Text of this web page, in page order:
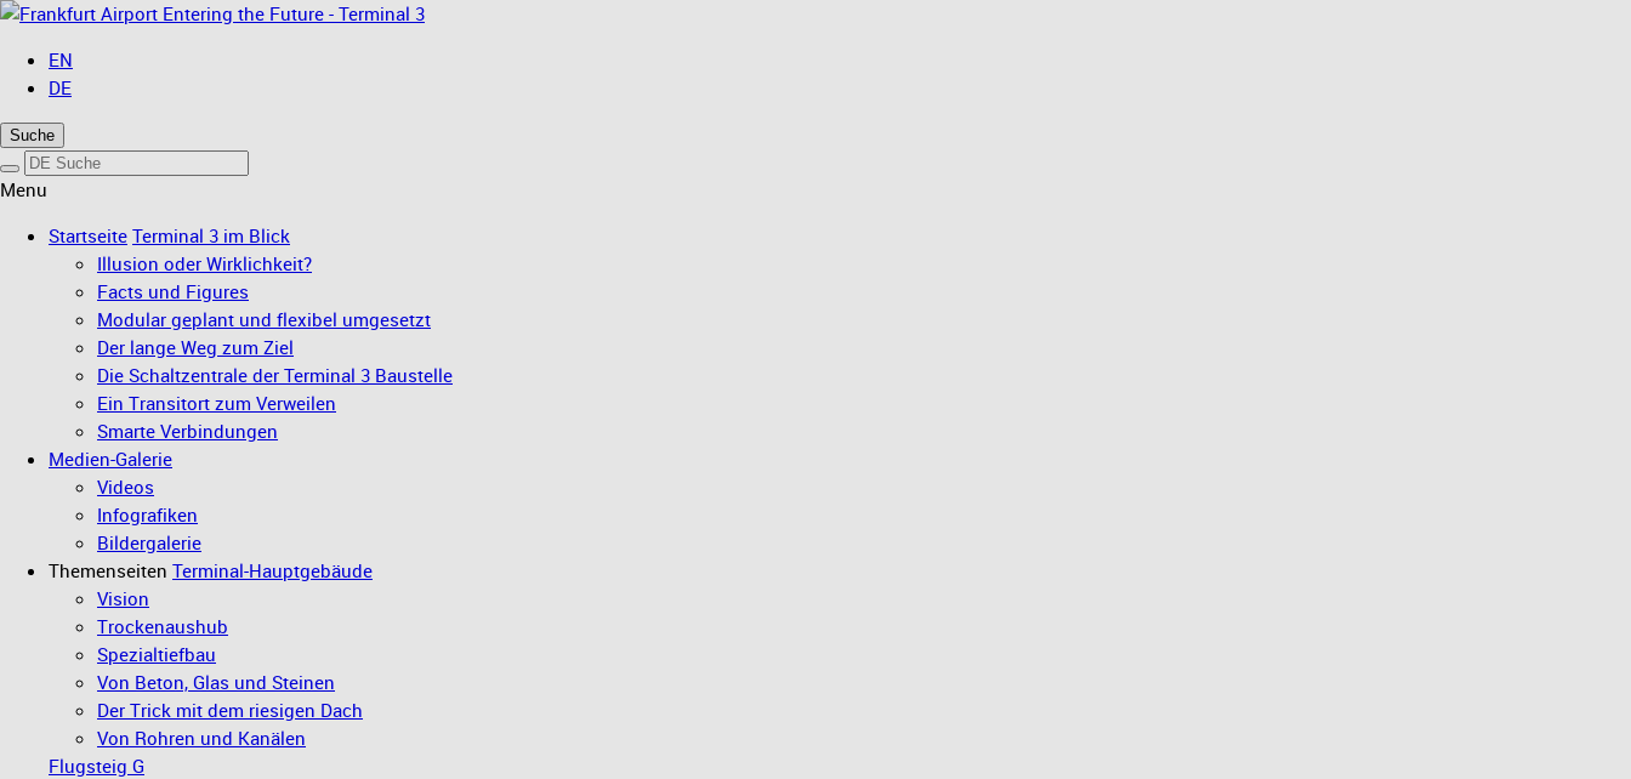
Entering the Future - Terminal 3
EN
DE
Suche
Menu
Startseite Terminal 3 im Blick
Illusion oder Wirklichkeit?
Facts und Figures
Modular geplant und flexibel umgesetzt
Der lange Weg zum Ziel
Die Schaltzentrale der Terminal 3 Baustelle
Ein Transitort zum Verweilen
Smarte Verbindungen
Medien-Galerie
Videos
Infografiken
Bildergalerie
Themenseiten Terminal-Hauptgebäude
Vision
Trockenaushub
Spezialtiefbau
Von Beton, Glas und Steinen
Der Trick mit dem riesigen Dach
Von Rohren und Kanälen
Flugsteig G